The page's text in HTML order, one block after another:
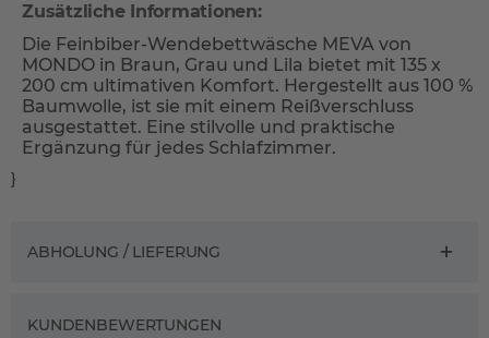
Zusätzliche Informationen:
Die Feinbiber-Wendebettwäsche MEVA von
MONDO in Braun, Grau und Lila bietet mit 135 x
200 cm ultimativen Komfort. Hergestellt aus 100 %
Baumwolle, ist sie mit einem Reißverschluss
ausgestattet. Eine stilvolle und praktische
Ergänzung für jedes Schlafzimmer.
}
ABHOLUNG / LIEFERUNG
KUNDENBEWERTUNGEN